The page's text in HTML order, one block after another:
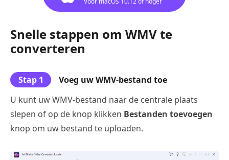
Snelle stappen om WMV te
converteren
Stap 1
Voeg uw WMV-bestand toe
U kunt uw WMV-bestand naar de centrale plaats
slepen of op de knop klikken Bestanden toevoegen
knop om uw bestand te uploaden.